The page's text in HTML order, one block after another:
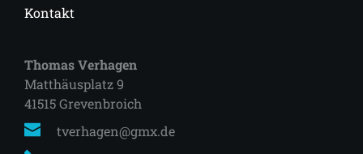
Kontakt
Thomas Verhagen
Matthäusplatz 9
41515 Grevenbroich
tverhagen@gmx.de